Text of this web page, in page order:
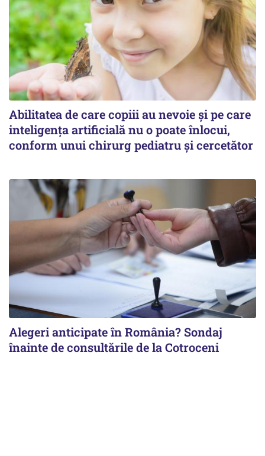
Abilitatea de care copiii au nevoie și pe care
inteligența artificială nu o poate înlocui,
conform unui chirurg pediatru și cercetător
Alegeri anticipate în România? Sondaj
înainte de consultările de la Cotroceni